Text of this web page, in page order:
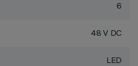
6
48 V DC
LED